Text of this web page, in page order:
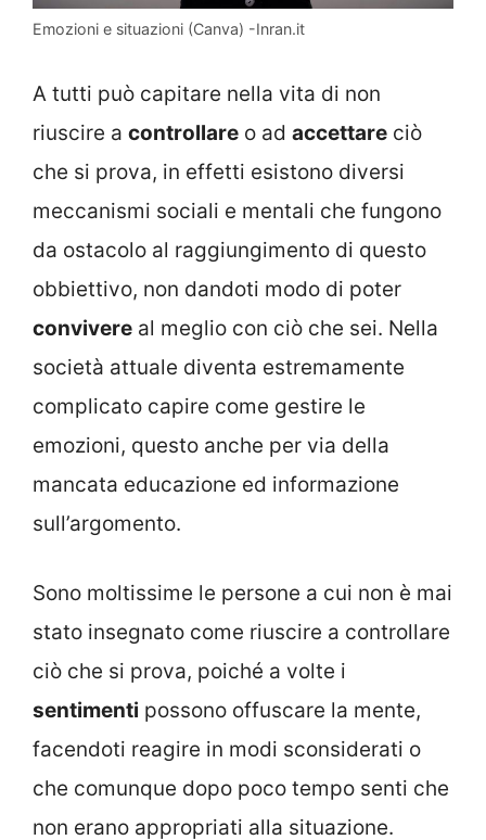
Emozioni e situazioni (Canva) -Inran.it
A tutti può capitare nella vita di non
riuscire a controllare o ad accettare ciò
che si prova, in effetti esistono diversi
meccanismi sociali e mentali che fungono
da ostacolo al raggiungimento di questo
obbiettivo, non dandoti modo di poter
convivere al meglio con ciò che sei. Nella
società attuale diventa estremamente
complicato capire come gestire le
emozioni, questo anche per via della
mancata educazione ed informazione
sull’argomento.
Sono moltissime le persone a cui non è mai
stato insegnato come riuscire a controllare
ciò che si prova, poiché a volte i
sentimenti possono offuscare la mente,
facendoti reagire in modi sconsiderati o
che comunque dopo poco tempo senti che
non erano appropriati alla situazione.